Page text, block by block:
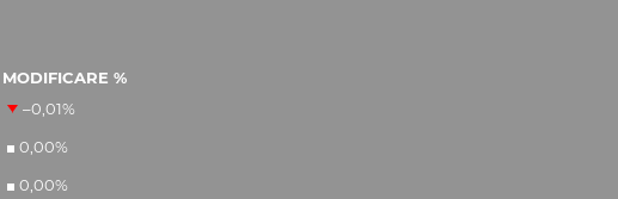
MODIFICARE %
–0,01%
0,00%
0,00%